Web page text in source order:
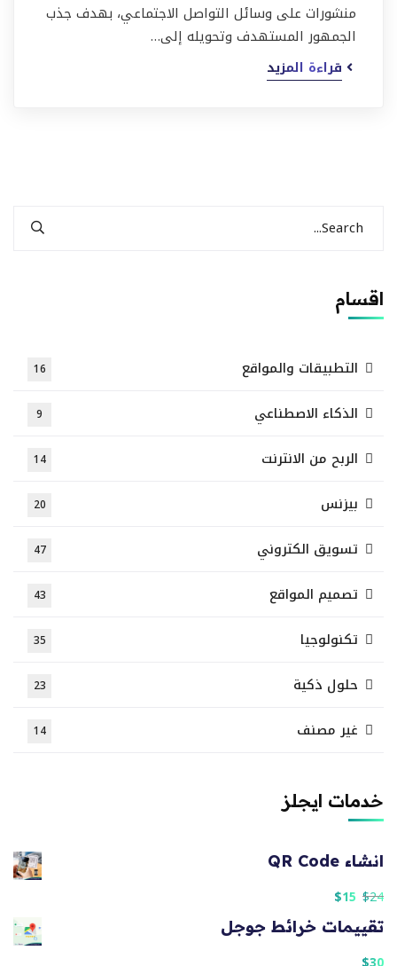
منشورات على وسائل التواصل الاجتماعي، بهدف جذب
الجمهور المستهدف وتحويله إلى…
قراءة المزيد
اقسام
التطبيقات والمواقع 16
الذكاء الاصطناعي 9
الربح من الانترنت 14
بيزنس 20
تسويق الكتروني 47
تصميم المواقع 43
تكنولوجيا 35
حلول ذكية 23
غير مصنف 14
خدمات ايجلز
انشاء QR Code
$24
$15
تقييمات خرائط جوجل